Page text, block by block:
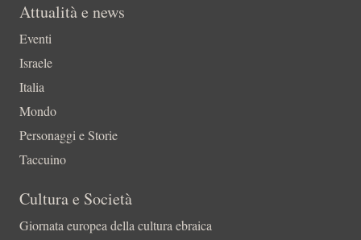
Attualità e news
Eventi
Israele
Italia
Mondo
Personaggi e Storie
Taccuino
Cultura e Società
Giornata europea della cultura ebraica